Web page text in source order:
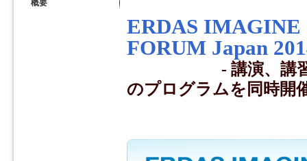
概要
ERDAS IMAGINE
FORUM Japan
- 講演、講習会、
のプログラムを同時開